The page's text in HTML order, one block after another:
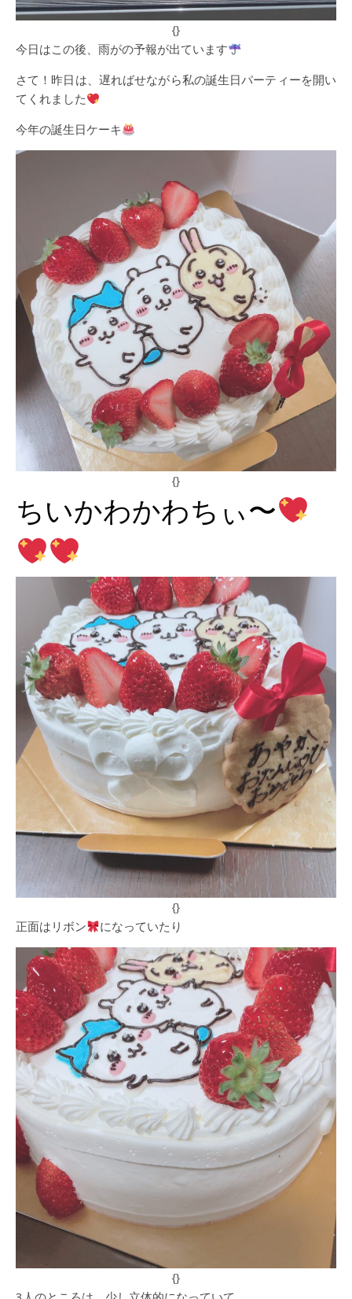
{}
今日はこの後、雨がの予報が出ています
さて！昨日は、遅ればせながら私の誕生日パーティーを開い
てくれました
今年の誕生日ケーキ
{}
ちいかわかわちぃ〜
{}
正面はリボン になっていたり
{}